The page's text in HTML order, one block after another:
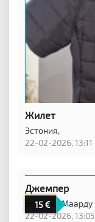
Жилет
Эстония,
22-02-2026, 13:11
15
Джемпер
Эстония,Маарду
22-02-2026, 13:05